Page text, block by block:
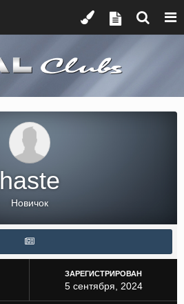
haste
Новичок
ЗАРЕГИСТРИРОВАН
5 сентября, 2024